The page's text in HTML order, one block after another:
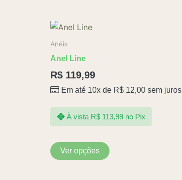
Anéis
Anel Line
R$ 119,99
Em até 10x de R$ 12,00 sem juros
À vista R$113,99 no Pix
Ver opções
As
podem
ser
na